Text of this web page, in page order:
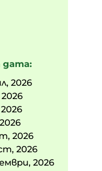
дата:
2026
2026
2026
2026